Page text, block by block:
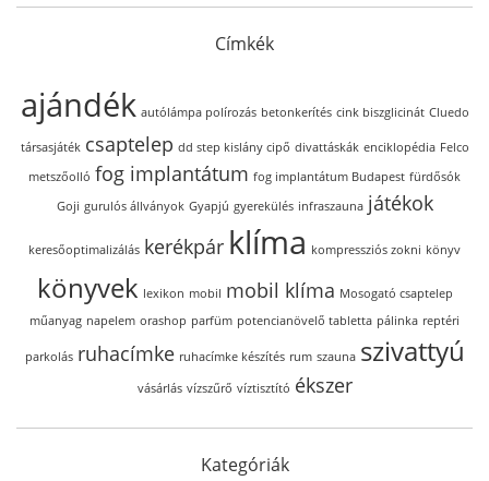
Címkék
ajándék autólámpa polírozás betonkerítés cink biszglicinát Cluedo
társasjáték csaptelep dd step kislány cipő divattáskák enciklopédia Felco
metszőolló fog implantátum fog implantátum Budapest fürdősók
Goji gurulós állványok Gyapjú gyerekülés infraszauna játékok
keresőoptimalizálás kerékpár klíma kompressziós zokni könyv
könyvek lexikon mobil mobil klíma Mosogató csaptelep
műanyag napelem orashop parfüm potencianövelő tabletta pálinka reptéri
parkolás ruhacímke ruhacímke készítés rum szauna szivattyú
vásárlás vízszűrő víztisztító ékszer
Kategóriák